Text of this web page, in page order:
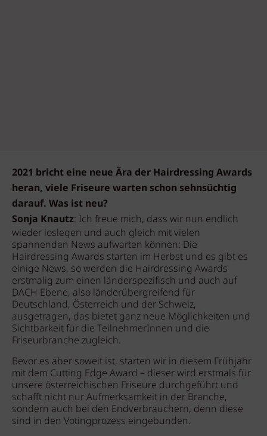
2021 bricht eine neue Ära der Hairdressing Awards
heran, viele Friseure warten schon sehnsüchtig
darauf. Was ist neu?
Sonja Knautz: Ich freue mich, dass wir nun endlich
wieder loslegen und auch gleich mit vielen
spannenden News aufwarten können: Die
Hairdressing Awards starten im Herbst und es gibt es
einige News, so werden die Hairdressing Awards
erstmalig zum einen länderspezifisch und auch auf
DACH Ebene, also länderübergreifend für
Deutschland, Österreich und der Schweiz,
ausgetragen, das bietet ganz neue Möglichkeiten und
Sichtbarkeit für die TeilnehmerInnen und die
Friseurbranche zugleich.
Bevor es aber soweit ist, starten wir in diesem Frühjahr
mit dem Cutting Edge Award – dieser wird erstmals für
unsere österreichischen Friseure durchgeführt und
schafft nicht nur Aufmerksamkeit in der Branche,
sondern auch bei den Endverbrauchern, denn diese
sind in den Votingprozess eingebunden.